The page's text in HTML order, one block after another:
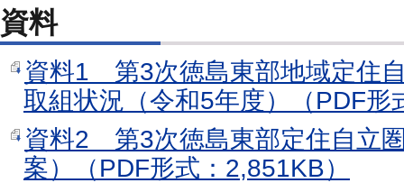
資料
資料1 第3次徳島東部地域定住
取組状況（令和5年度）（PDF形
資料2 第3次徳島東部定住自立
案）（PDF形式：2,851KB）